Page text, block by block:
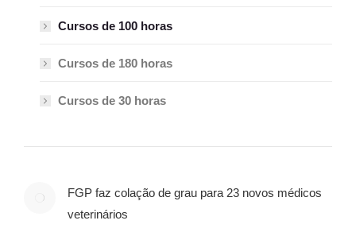
Cursos de 100 horas
Cursos de 180 horas
Cursos de 30 horas
FGP faz colação de grau para 23 novos médicos
veterinários